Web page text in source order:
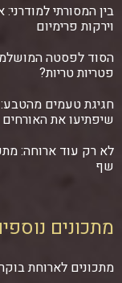
בין המסורתי
וירקות פרימיום
הסוד לפסטה
פטריות טריות?
חגיגת טעמים מהטבע:
שיפתיעו את האורחים
לא רק עוד ארוחה:
שף
מתכונים
מתכונים לארוחת בוקר